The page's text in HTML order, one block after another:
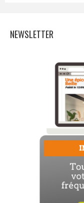
NEWSLETTER